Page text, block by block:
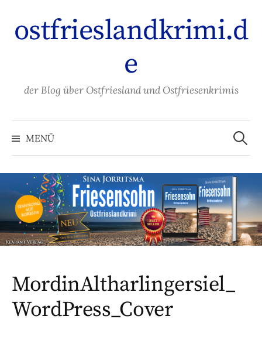
Inhalt
überspringen
ostfrieslandkrimi.d
e
der Blog über Ostfriesland und Ostfriesenkrimis
MENÜ
Suchen
nach:
MordinAltharlingersiel_
WordPress_Cover